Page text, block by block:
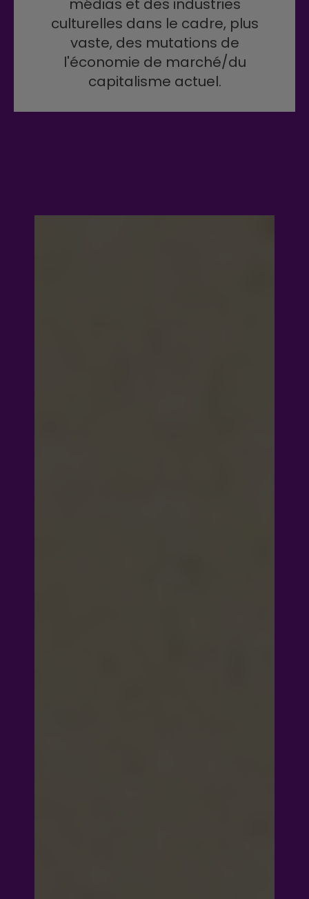
médias et des industries
culturelles dans le cadre, plus
vaste, des mutations de
l'économie de marché/du
capitalisme actuel.